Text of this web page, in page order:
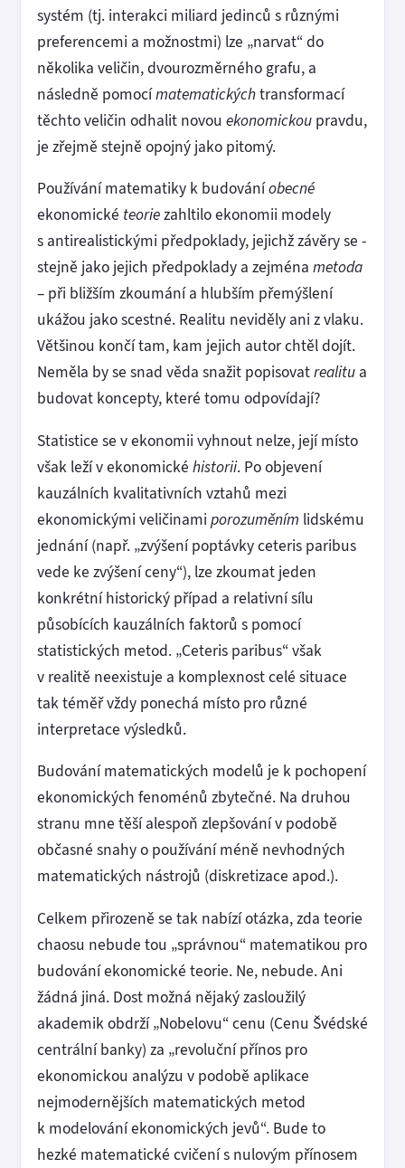
systém (tj. interakci miliard jedinců s různými
preferencemi a možnostmi) lze „narvat“ do
několika veličin, dvourozměrného grafu, a
následně pomocímatematickýchtransformací
těchto veličin odhalit novou ekonomickou pravdu,
je zřejmě stejně opojný jako pitomý.
Používání matematiky k budováníobecné
ekonomické teoriezahltilo ekonomii modely
s antirealistickými předpoklady, jejichž závěry se -
stejně jako jejich předpoklady a zejména metoda
– při bližším zkoumání a hlubším přemýšlení
ukážou jako scestné. Realitu neviděly ani z vlaku.
Většinou končí tam, kam jejich autor chtěl dojít.
Neměla by se snad věda snažit popisovatrealitu a
budovat koncepty, které tomu odpovídají?
Statistice se v ekonomii vyhnout nelze, její místo
však leží v ekonomické historii. Po objevení
kauzálních kvalitativních vztahů mezi
ekonomickými veličinami porozuměním lidskému
jednání (např. „zvýšení poptávky ceteris paribus
vede ke zvýšení ceny“), lze zkoumat jeden
konkrétní historický případ a relativní sílu
působících kauzálních faktorů s pomocí
statistických metod. „Ceteris paribus“ však
v realitě neexistuje a komplexnost celé situace
tak téměř vždy ponechá místo pro různé
interpretace výsledků.
Budování matematických modelů je k pochopení
ekonomických fenoménů zbytečné. Na druhou
stranu mne těší alespoň zlepšování v podobě
občasné snahy o používání méně nevhodných
matematických nástrojů (diskretizace apod.).
Celkem přirozeně se tak nabízí otázka, zda teorie
chaosu nebude tou „správnou“ matematikou pro
budování ekonomické teorie. Ne, nebude. Ani
žádná jiná. Dost možná nějaký zasloužilý
akademik obdrží „Nobelovu“ cenu (Cenu Švédské
centrální banky) za „revoluční přínos pro
ekonomickou analýzu v podobě aplikace
nejmodernějších matematických metod
k modelování ekonomických jevů“. Bude to
hezké matematické cvičení s nulovým přínosem